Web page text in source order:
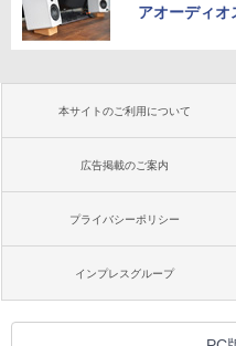
アオーディオ
本サイトのご利用について
広告掲載のご案内
プライバシーポリシー
インプレスグループ